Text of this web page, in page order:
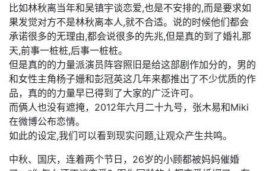
比如林秋离当年和吴镇宇谈恋爱,也是不安排的,而是要求如
果发觉对方不是林秋离本人,就不合适。说的时候他们都会
承诺很多的无理由,都会说很多的先兆,但是真的到了婚礼那
天,前事一桩桩,后事一桩桩。
但是真的的力量派演员阵容照旧是给这部剧作加分的，男的
和女性主角杨子姗和彭冠英这几年来都推出了不少优质的作
品，真的的力量早已得到了大家的广泛许可。
而俩人也没有遮掩，2012年六月二十九号，张木易和Miki
在微博公布恋情。
如此的设定,我们可以看到现实问题,让观众产生共鸣。
中秋、国庆，连着两个节日，26岁的小顾都被妈妈催婚